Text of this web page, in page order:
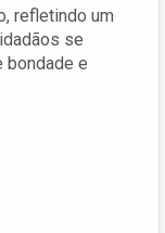
refletindo um
se
bondade e